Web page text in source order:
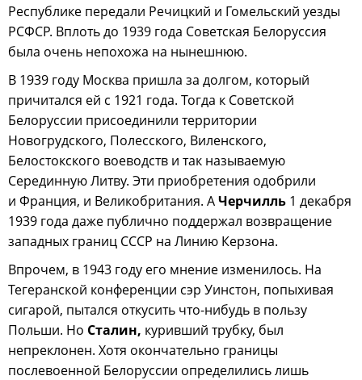
Республике передали Речицкий и Гомельский уезды
РСФСР. Вплоть до 1939 года Советская Белоруссия
была очень непохожа на нынешнюю.
В 1939 году Москва пришла за долгом, который
причитался ей с 1921 года. Тогда к Советской
Белоруссии присоединили территории
Новогрудского, Полесского, Виленского,
Белостокского воеводств и так называемую
Серединную Литву. Эти приобретения одобрили
и Франция, и Великобритания. АЧерчилль 1 декабря
1939 года даже публично поддержал возвращение
западных границ СССР на Линию Керзона.
Впрочем, в 1943 году его мнение изменилось. На
Тегеранской конференции сэр Уинстон, попыхивая
сигарой, пытался откусить что-нибудь в пользу
Польши. Но Сталин, куривший трубку, был
непреклонен. Хотя окончательно границы
послевоенной Белоруссии определились лишь